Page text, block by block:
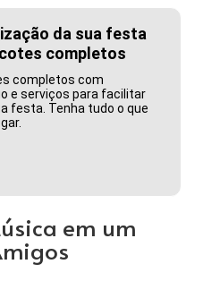
da sua festa
completos
completos com
e serviços para facilitar
festa. Tenha tudo o que
em um